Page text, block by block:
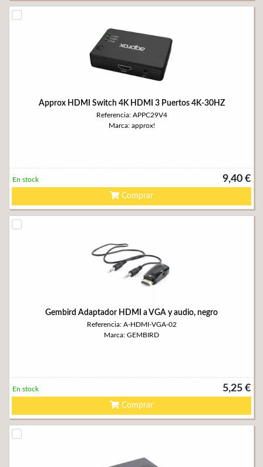
Approx HDMI Switch 4K HDMI 3 Puertos 4K-30HZ
Referencia: APPC29V4
Marca: approx!
9,40 €
En stock
Comprar
Gembird Adaptador HDMI a VGA y audio, negro
Referencia: A-HDMI-VGA-02
Marca: GEMBIRD
5,25 €
En stock
Comprar